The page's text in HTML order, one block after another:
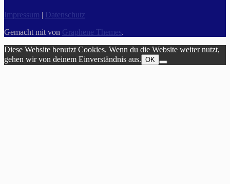
Impressum | Datenschutz
Gemacht mit von Graphene Themes.
Diese Website benutzt Cookies. Wenn du die Website weiter nutzt,
gehen wir von deinem Einverständnis aus. OK